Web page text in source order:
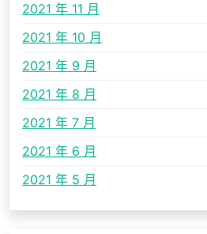
2021 年 11 月
2021 年 10 月
2021 年 9 月
2021 年 8 月
2021 年 7 月
2021 年 6 月
2021 年 5 月